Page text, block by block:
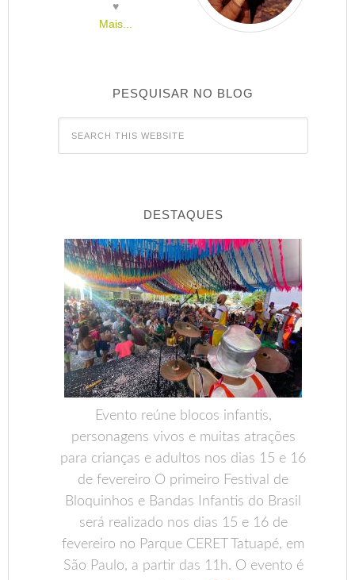
♥
Mais...
PESQUISAR NO BLOG
DESTAQUES
Evento reúne blocos infantis,
personagens vivos e muitas atrações
para crianças e adultos nos dias 15 e 16
de fevereiro O primeiro Festival de
Bloquinhos e Bandas Infantis do Brasil
será realizado nos dias 15 e 16 de
fevereiro no Parque CERET Tatuapé, em
São Paulo, a partir das 11h. O evento é